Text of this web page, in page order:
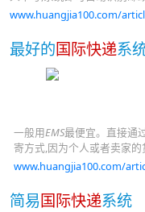
www.huangjia100.com/
最好的国际快递系
一般用EMS最便宜。直接通
寄方式,因为个人或者卖家的
www.huangjia100.com/
简易国际快递系统